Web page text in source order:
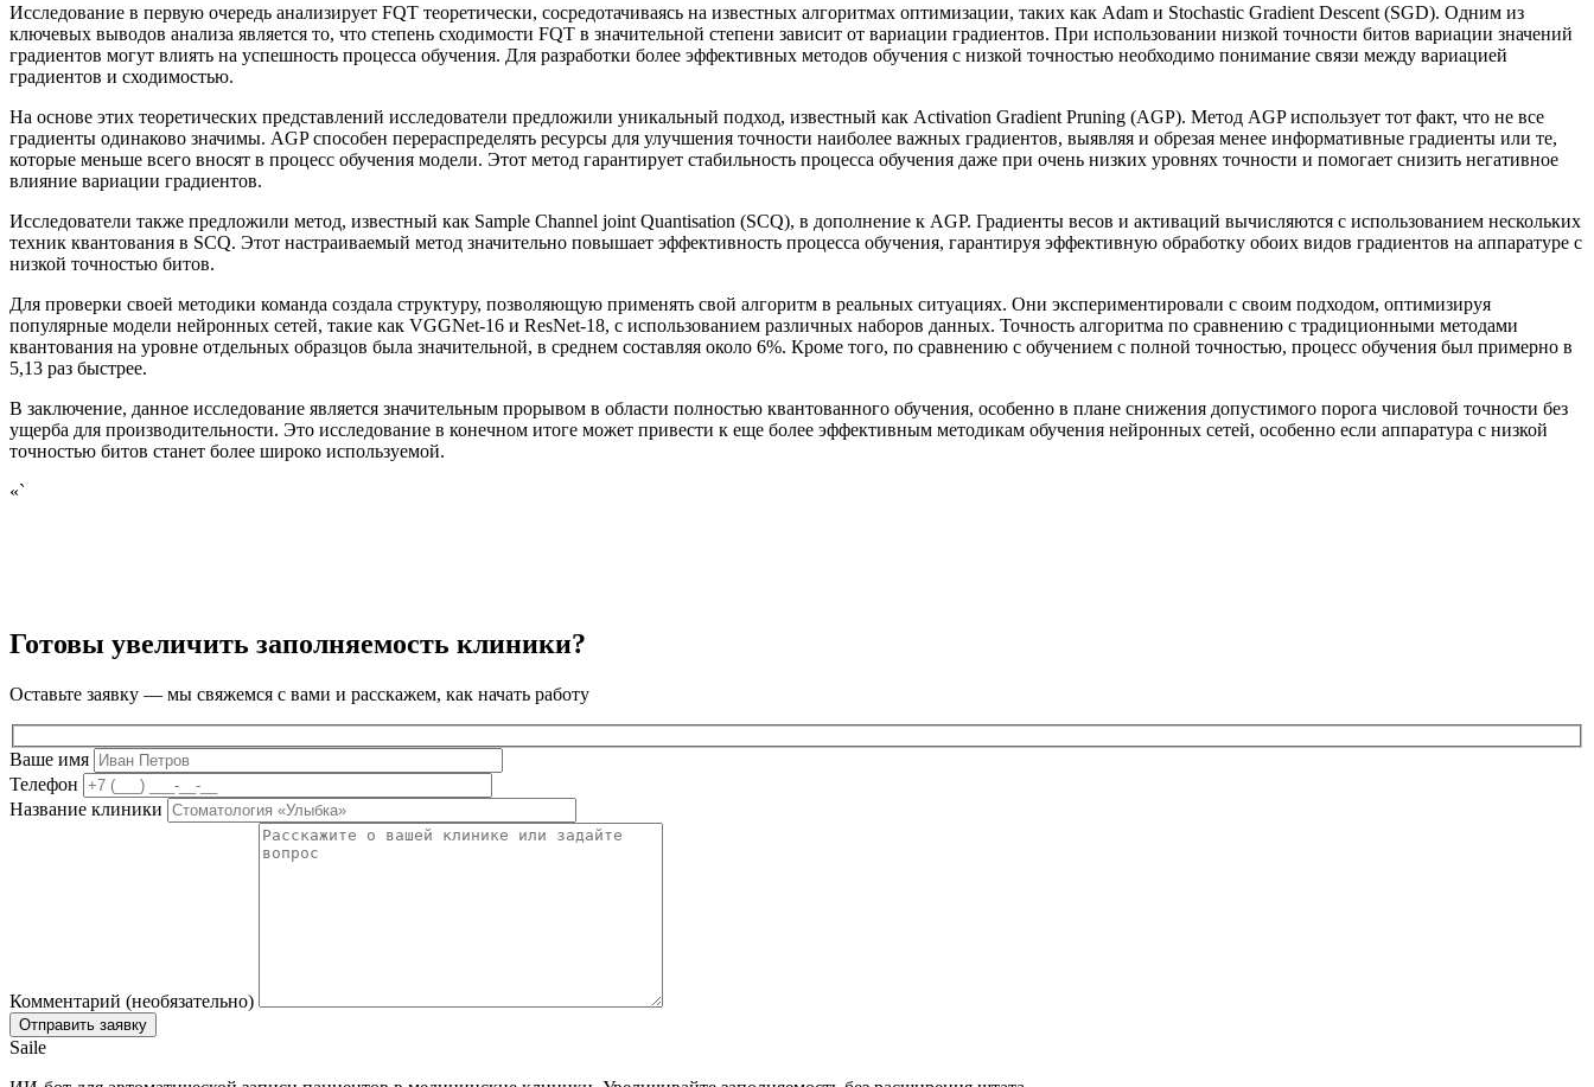
Исследование в первую очередь анализирует FQT теоретически, сосредотачиваясь на известных алгоритмах оптимизации, таких как Adam и Stochastic Gradient Descent (SGD). Одним из
ключевых выводов анализа является то, что степень сходимости FQT в значительной степени зависит от вариации градиентов. При использовании низкой точности битов вариации значений
градиентов могут влиять на успешность процесса обучения. Для разработки более эффективных методов обучения с низкой точностью необходимо понимание связи между вариацией
градиентов и сходимостью.
На основе этих теоретических представлений исследователи предложили уникальный подход, известный как Activation Gradient Pruning (AGP). Метод AGP использует тот факт, что не все
градиенты одинаково значимы. AGP способен перераспределять ресурсы для улучшения точности наиболее важных градиентов, выявляя и обрезая менее информативные градиенты или те,
которые меньше всего вносят в процесс обучения модели. Этот метод гарантирует стабильность процесса обучения даже при очень низких уровнях точности и помогает снизить негативное
влияние вариации градиентов.
Исследователи также предложили метод, известный как Sample Channel joint Quantisation (SCQ), в дополнение к AGP. Градиенты весов и активаций вычисляются с использованием нескольких
техник квантования в SCQ. Этот настраиваемый метод значительно повышает эффективность процесса обучения, гарантируя эффективную обработку обоих видов градиентов на аппаратуре с
низкой точностью битов.
Для проверки своей методики команда создала структуру, позволяющую применять свой алгоритм в реальных ситуациях. Они экспериментировали с своим подходом, оптимизируя
популярные модели нейронных сетей, такие как VGGNet-16 и ResNet-18, с использованием различных наборов данных. Точность алгоритма по сравнению с традиционными методами
квантования на уровне отдельных образцов была значительной, в среднем составляя около 6%. Кроме того, по сравнению с обучением с полной точностью, процесс обучения был примерно в
5,13 раз быстрее.
В заключение, данное исследование является значительным прорывом в области полностью квантованного обучения, особенно в плане снижения допустимого порога числовой точности без
ущерба для производительности. Это исследование в конечном итоге может привести к еще более эффективным методикам обучения нейронных сетей, особенно если аппаратура с низкой
точностью битов станет более широко используемой.
«`
Готовы увеличить заполняемость клиники?
Оставьте заявку — мы свяжемся с вами и расскажем, как начать работу
Ваше имя
Телефон
Название клиники
Комментарий (необязательно)
Saile